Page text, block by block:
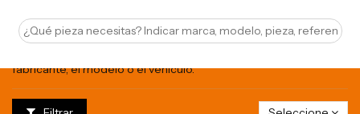
marca, modelo, versión y categoría de la pieza, entre otros
filtros. También puedes utilitzar nuestra barra de búsqueda
fabricante, el modelo o el vehículo.